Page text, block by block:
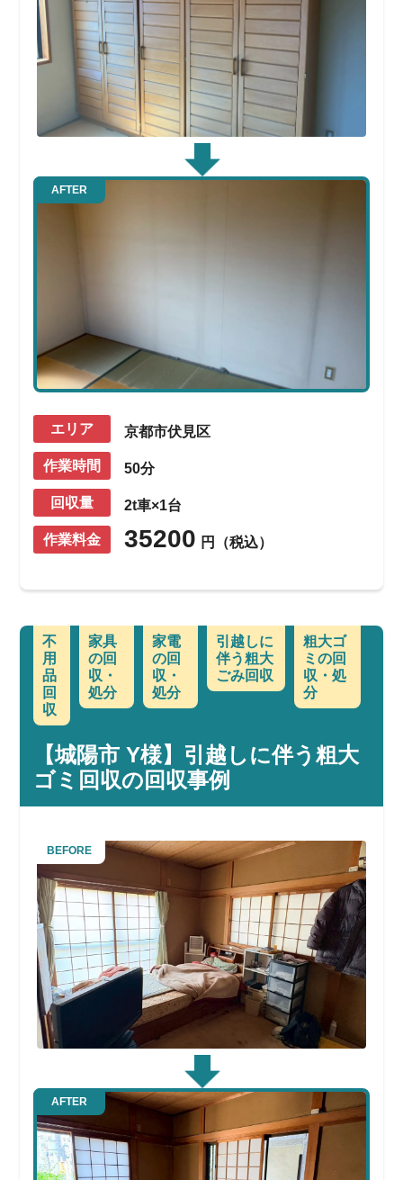
AFTER
エリア 京都市伏見区
作業時間 50分
回収量 2t車×1台
作業料金 35200 円（税込）
不
用
品
回
収
家具
の回
収・
処分
家電
の回
収・
処分
引越しに
伴う粗大
ごみ回収
粗大ゴ
ミの回
収・処
分
【城陽市 Y様】引越しに伴う粗大
ゴミ回収の回収事例
BEFORE
AFTER